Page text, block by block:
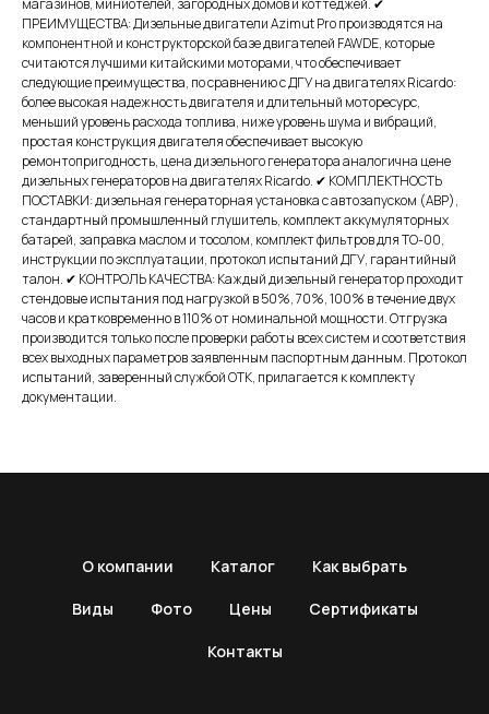
магазинов, миниотелей, загородных домов и коттеджей. ✔
ПРЕИМУЩЕСТВА: Дизельные двигатели Azimut Pro производятся на
компонентной и конструкторской базе двигателей FAWDE, которые
считаются лучшими китайскими моторами, что обеспечивает
следующие преимущества, по сравнению с ДГУ на двигателях Ricardo:
более высокая надежность двигателя и длительный моторесурс,
меньший уровень расхода топлива, ниже уровень шума и вибраций,
простая конструкция двигателя обеспечивает высокую
ремонтопригодность, цена дизельного генератора аналогична цене
дизельных генераторов на двигателях Ricardo. ✔ КОМПЛЕКТНОСТЬ
ПОСТАВКИ: дизельная генераторная установка с автозапуском (АВР),
стандартный промышленный глушитель, комплект аккумуляторных
батарей, заправка маслом и тосолом, комплект фильтров для ТО-00,
инструкции по эксплуатации, протокол испытаний ДГУ, гарантийный
талон. ✔ КОНТРОЛЬ КАЧЕСТВА: Каждый дизельный генератор проходит
стендовые испытания под нагрузкой в 50%, 70%, 100% в течение двух
часов и кратковременно в 110% от номинальной мощности. Отгрузка
производится только после проверки работы всех систем и соответствия
всех выходных параметров заявленным паспортным данным. Протокол
испытаний, заверенный службой ОТК, прилагается к комплекту
документации.
О компании Каталог Как выбрать
Виды Фото Цены Сертификаты
Контакты